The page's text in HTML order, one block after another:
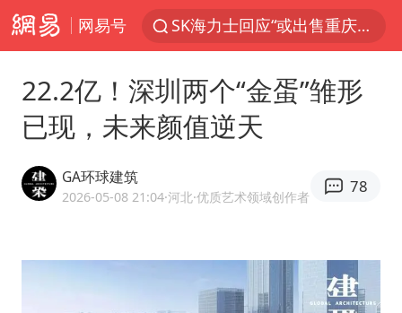
网易号
SK海力士回应“或出售重庆工厂”传闻
演员秦焰去世 曾出演《狂飙》
医疗垃圾做手机壳 这也是谋财害命
7月CPI同比上涨0.5% 经济内生增长动力持续增强
22.2亿！深圳两个“金蛋”雏形
已现，未来颜值逆天
GA环球建筑
2026-05-08 21:04·河北·优质艺术领域创作者
78